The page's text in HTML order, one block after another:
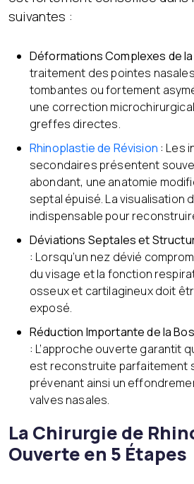
suivantes :
Déformations Complexes de
traitement des pointes
tombantes ou fortement
une correction
greffes directes.
Rhinoplastie de Révision : Les
secondaires présentent
abondant, une anatomie
septal épuisé. La visualisation
indispensable pour
Déviations Septales et
: Lorsqu’un nez dévié
du visage et la fonction
osseux et cartilagineux doit
exposé.
Réduction Importante de la
: L’approche ouverte garantit
est reconstruite parfaitement
prévenant ainsi un
valves nasales.
La Chirurgie de
Ouverte en 5 Étapes